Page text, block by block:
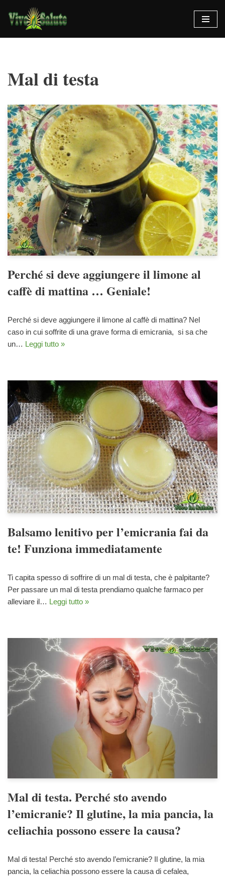
Vai
al
Mal di testa
Perché si deve aggiungere il limone al
caffè di mattina … Geniale!
Perché si deve aggiungere il limone al caffè di mattina? Nel
caso in cui soffrite di una grave forma di emicrania, si sa che
un… Leggi tutto »
Balsamo lenitivo per l’emicrania fai da
te! Funziona immediatamente
Ti capita spesso di soffrire di un mal di testa, che è palpitante?
Per passare un mal di testa prendiamo qualche farmaco per
alleviare il… Leggi tutto »
Mal di testa. Perché sto avendo
l’emicranie? Il glutine, la mia pancia, la
celiachia possono essere la causa?
Mal di testa! Perché sto avendo l’emicranie? Il glutine, la mia
pancia, la celiachia possono essere la causa di cefalea,